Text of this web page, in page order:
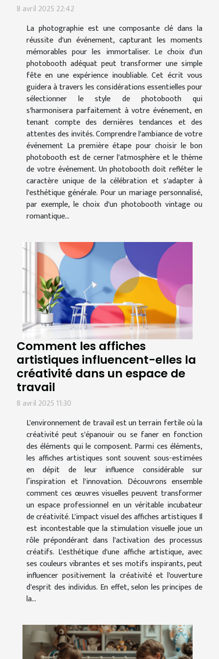
8 avril 2025 22:42
La photographie est une composante clé dans la
réussite d'un événement, capturant les moments
mémorables pour les immortaliser. Le choix d'un
photobooth adéquat peut transformer une simple
fête en une expérience inoubliable. Cet écrit vous
guidera à travers les considérations essentielles pour
sélectionner le style de photobooth qui
s'harmonisera parfaitement à votre événement, en
tenant compte des dernières tendances et des
attentes des invités. Comprendre l'ambiance de votre
événement La première étape pour choisir le bon
photobooth est de cerner l'atmosphère et le thème
de votre événement. Un photobooth doit refléter le
caractère unique de la célébration et s'adapter à
l'esthétique générale. Pour un mariage personnalisé,
par exemple, le choix d'un photobooth vintage ou
romantique...
Comment les affiches
artistiques influencent-elles la
créativité dans un espace de
travail
8 avril 2025 11:30
L'environnement de travail est un terrain fertile où la
créativité peut s'épanouir ou se faner en fonction
des éléments qui le composent. Parmi ces éléments,
les affiches artistiques sont souvent sous-estimées
en dépit de leur influence considérable sur
l’inspiration et l'innovation. Découvrons ensemble
comment ces œuvres visuelles peuvent transformer
un espace professionnel en un véritable incubateur
de créativité. L'impact visuel des affiches artistiques Il
est incontestable que la stimulation visuelle joue un
rôle prépondérant dans l'activation des processus
créatifs. L'esthétique d'une affiche artistique, avec
ses couleurs vibrantes et ses motifs inspirants, peut
influencer positivement la créativité et l'ouverture
d'esprit des individus. En effet, selon les principes de
la...